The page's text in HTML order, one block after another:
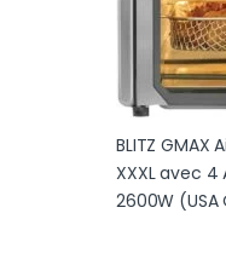
BLITZ GMAX
XXXL avec
2600W